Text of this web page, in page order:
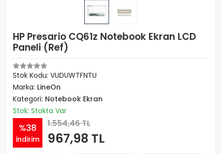
HP Presario CQ61z Notebook Ekran LCD
Paneli (Ref)
Stok Kodu: VUDUWTFNTU
Marka: LineOn
Kategori: Notebook Ekran
Stok: Stokta Var
%38
indirim
1.554,46 TL
967,98 TL